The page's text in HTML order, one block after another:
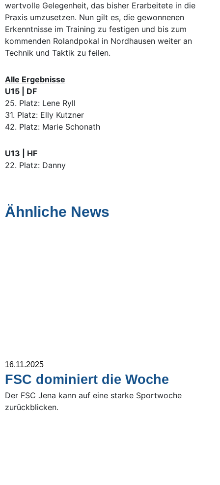
wertvolle Gelegenheit, das bisher Erarbeitete in die
Praxis umzusetzen. Nun gilt es, die gewonnenen
Erkenntnisse im Training zu festigen und bis zum
kommenden Rolandpokal in Nordhausen weiter an
Technik und Taktik zu feilen.
Alle Ergebnisse
U15 | DF
25. Platz: Lene Ryll
31. Platz: Elly Kutzner
42. Platz: Marie Schonath
U13 | HF
22. Platz: Danny
Ähnliche News
16.11.2025
FSC dominiert die Woche
Der FSC Jena kann auf eine starke Sportwoche
zurückblicken.